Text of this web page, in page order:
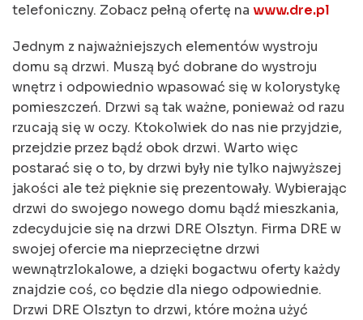
telefoniczny. Zobacz pełną ofertę na www.dre.pl
Jednym z najważniejszych elementów wystroju
domu są drzwi. Muszą być dobrane do wystroju
wnętrz i odpowiednio wpasować się w kolorystykę
pomieszczeń. Drzwi są tak ważne, ponieważ od razu
rzucają się w oczy. Ktokolwiek do nas nie przyjdzie,
przejdzie przez bądź obok drzwi. Warto więc
postarać się o to, by drzwi były nie tylko najwyższej
jakości ale też pięknie się prezentowały. Wybierając
drzwi do swojego nowego domu bądź mieszkania,
zdecydujcie się na drzwi DRE Olsztyn. Firma DRE w
swojej ofercie ma nieprzeciętne drzwi
wewnątrzlokalowe, a dzięki bogactwu oferty każdy
znajdzie coś, co będzie dla niego odpowiednie.
Drzwi DRE Olsztyn to drzwi, które można użyć